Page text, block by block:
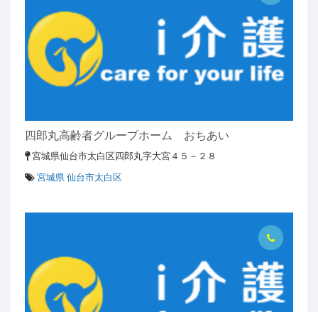
四郎丸高齢者グループホーム おちあい
宮城県仙台市太白区四郎丸字大宮４５－２８
宮城県 仙台市太白区